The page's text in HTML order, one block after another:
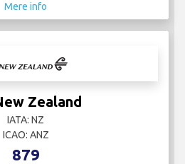
Mere info
Zealand
IATA: NZ
ICAO: ANZ
879